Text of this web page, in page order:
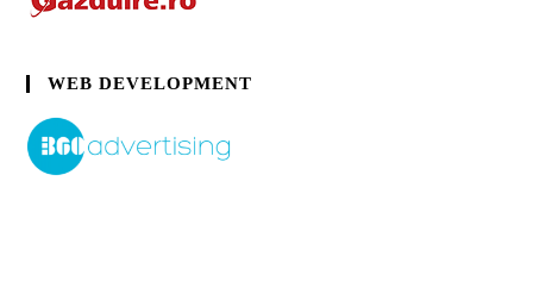
WEB DEVELOPMENT